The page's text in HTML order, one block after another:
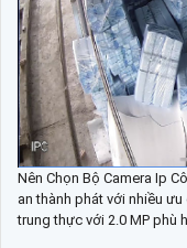
Nên Chọn Bộ Camera Ip
an thành phát với nhiều
trung thực với 2.0 MP phù